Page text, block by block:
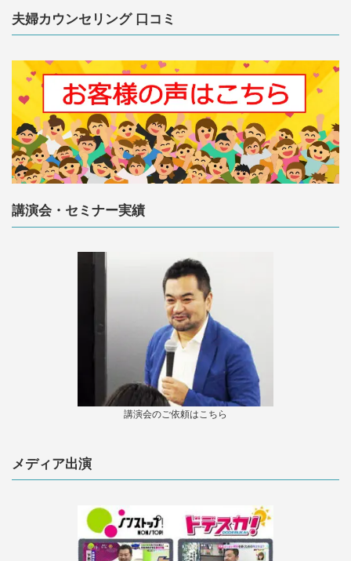
夫婦カウンセリング 口コミ
講演会・セミナー実績
講演会のご依頼はこちら
メディア出演